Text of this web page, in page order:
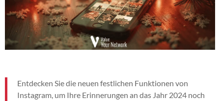
Entdecken Sie die neuen festlichen Funktionen von
Instagram, um Ihre Erinnerungen an das Jahr 2024 noch